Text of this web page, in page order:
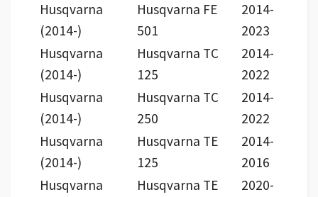
Husqvarna
(2014-)
Husqvarna FE
501
2014-
2023
Husqvarna
(2014-)
Husqvarna TC
125
2014-
2022
Husqvarna
(2014-)
Husqvarna TC
250
2014-
2022
Husqvarna
(2014-)
Husqvarna TE
125
2014-
2016
Husqvarna
Husqvarna TE
2020-